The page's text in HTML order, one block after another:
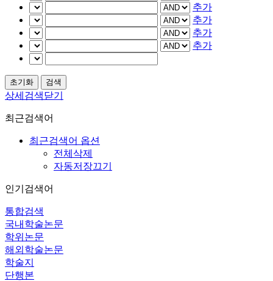
추가
추가
추가
추가
상세검색닫기
최근검색어
최근검색어 옵션
전체삭제
자동저장끄기
인기검색어
통합검색
국내학술논문
학위논문
해외학술논문
학술지
단행본